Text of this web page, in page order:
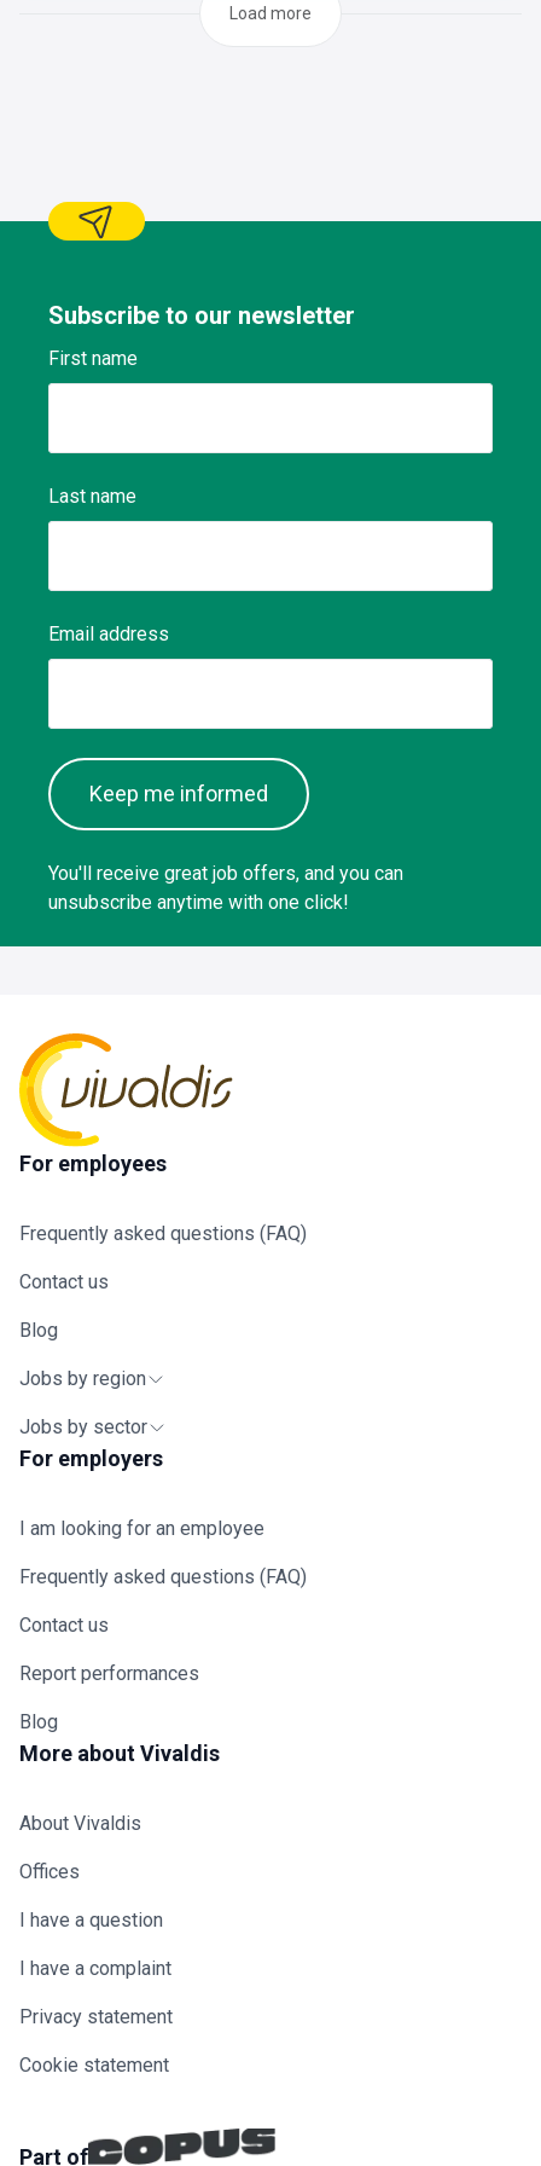
Load more
Subscribe to our newsletter
First name
Last name
Email address
Keep me informed
You'll receive great job offers, and you can
unsubscribe anytime with one click!
For employees
Frequently asked questions (FAQ)
Contact us
Blog
Jobs by region
Jobs by sector
For employers
I am looking for an employee
Frequently asked questions (FAQ)
Contact us
Report performances
Blog
More about Vivaldis
About Vivaldis
Offices
I have a question
I have a complaint
Privacy statement
Cookie statement
Part of